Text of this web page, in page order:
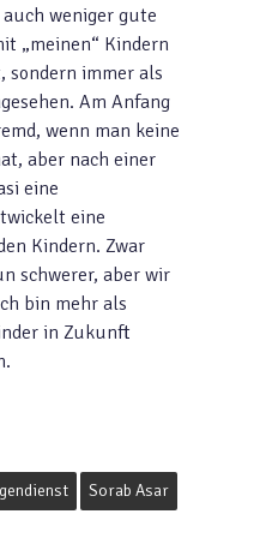
weniger gute
„meinen“ Kindern
sondern immer als
Am Anfang
wenn man keine
aber nach einer
eine
eine
Kindern. Zwar
schwerer, aber wir
bin mehr als
in Zukunft
Sorab Asar